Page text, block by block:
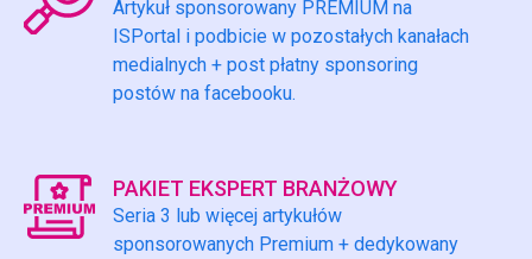
Artykuł sponsorowany PREMIUM na
ISPortal i podbicie w pozostałych kanałach
medialnych + post płatny sponsoring
postów na facebooku.
PAKIET EKSPERT BRANŻOWY
Seria 3 lub więcej artykułów
sponsorowanych Premium + dedykowany